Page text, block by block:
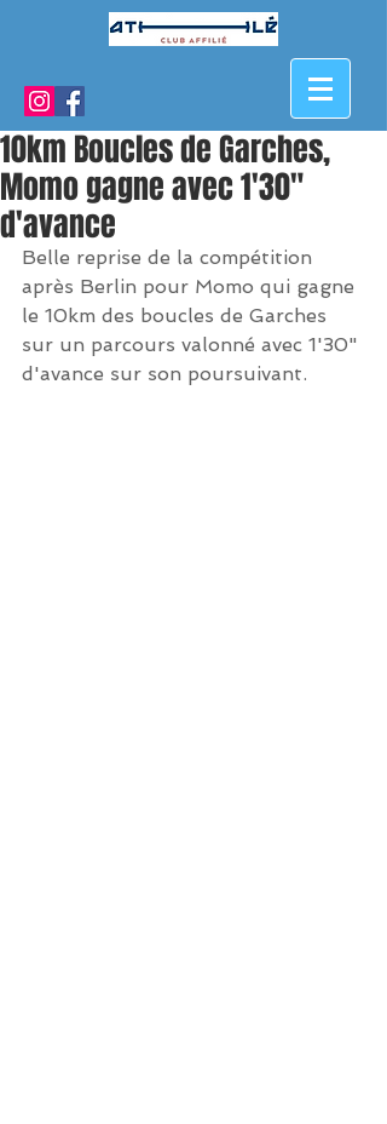
10km Boucles de Garches,
Momo gagne avec 1'30"
d'avance
Belle reprise de la compétition
après Berlin pour Momo qui gagne
le 10km des boucles de Garches
sur un parcours valonné avec 1'30"
d'avance sur son poursuivant.